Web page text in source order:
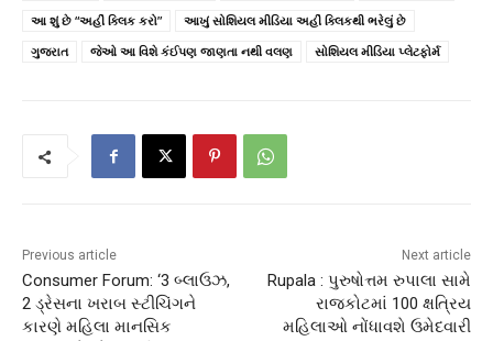
આ શું છે “અહીં ક્લિક કરો”
આખું સોશિયલ મીડિયા અહીં ક્લિકથી ભરેલું છે
ગુજરાત
જેઓ આ વિશે કંઈપણ જાણતા નથી વલણ સોશિયલ મીડિયા પ્લેટફોર્મ
Previous article
Consumer Forum: ‘3 બ્લાઉઝ,
2 ડ્રેસના ખરાબ સ્ટીચિંગને
કારણે મહિલા માનસિક
Next article
Rupala : પુરુષોત્તમ રુપાલા સામે
રાજકોટમાં 100 ક્ષત્રિય
મહિલાઓ નોંધાવશે ઉમેદવારી